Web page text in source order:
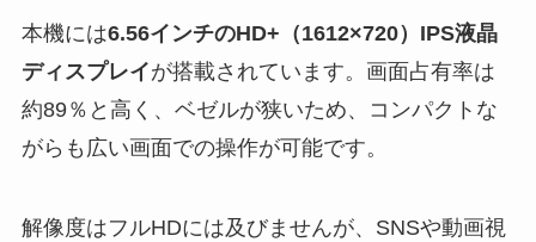
本機には6.56インチのHD+（1612×720）IPS液晶
ディスプレイが搭載されています。画面占有率は
約89％と高く、ベゼルが狭いため、コンパクトな
がらも広い画面での操作が可能です。
解像度はフルHDには及びませんが、SNSや動画視